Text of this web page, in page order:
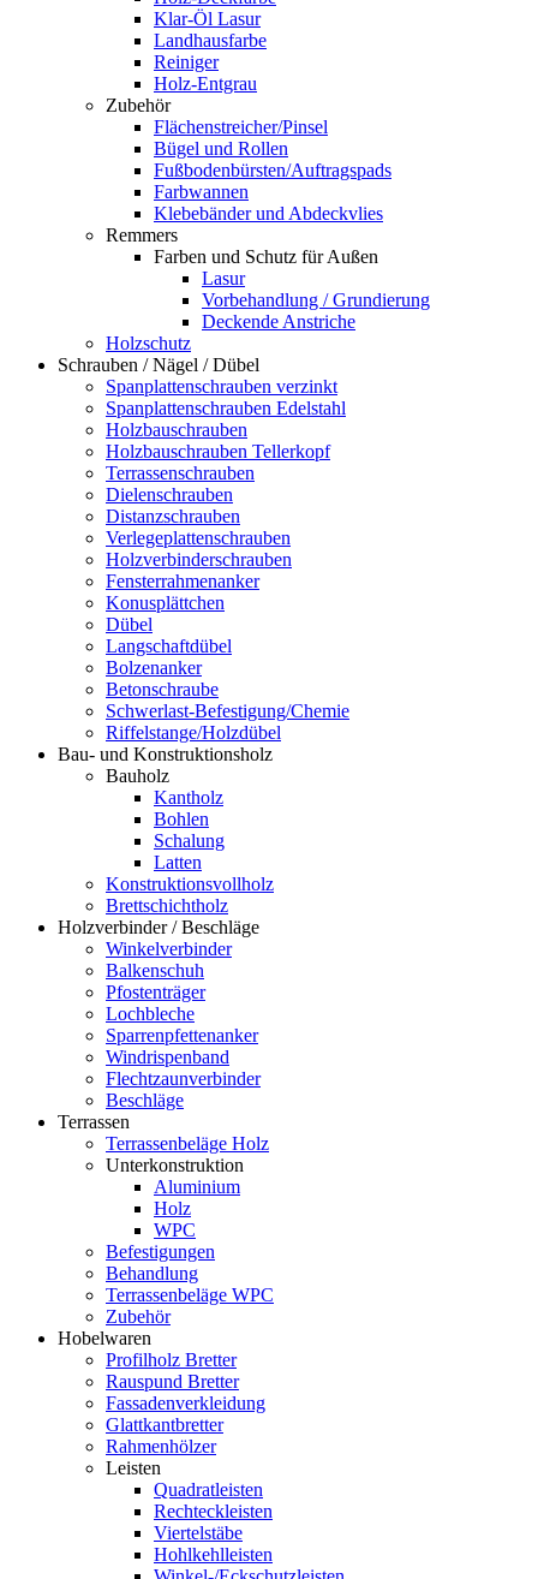
Klar-Öl Lasur
Landhausfarbe
Reiniger
Holz-Entgrau
Zubehör
Flächenstreicher/Pinsel
Bügel und Rollen
Fußbodenbürsten/Auftragspads
Farbwannen
Klebebänder und Abdeckvlies
Remmers
Farben und Schutz für Außen
Lasur
Vorbehandlung / Grundierung
Deckende Anstriche
Holzschutz
Schrauben / Nägel / Dübel
Spanplattenschrauben verzinkt
Spanplattenschrauben Edelstahl
Holzbauschrauben
Holzbauschrauben Tellerkopf
Terrassenschrauben
Dielenschrauben
Distanzschrauben
Verlegeplattenschrauben
Holzverbinderschrauben
Fensterrahmenanker
Konusplättchen
Dübel
Langschaftdübel
Bolzenanker
Betonschraube
Schwerlast-Befestigung/Chemie
Riffelstange/Holzdübel
Bau- und Konstruktionsholz
Bauholz
Kantholz
Bohlen
Schalung
Latten
Konstruktionsvollholz
Brettschichtholz
Holzverbinder / Beschläge
Winkelverbinder
Balkenschuh
Pfostenträger
Lochbleche
Sparrenpfettenanker
Windrispenband
Flechtzaunverbinder
Beschläge
Terrassen
Terrassenbeläge Holz
Unterkonstruktion
Aluminium
Holz
WPC
Befestigungen
Behandlung
Terrassenbeläge WPC
Zubehör
Hobelwaren
Profilholz Bretter
Rauspund Bretter
Fassadenverkleidung
Glattkantbretter
Rahmenhölzer
Leisten
Quadratleisten
Rechteckleisten
Viertelstäbe
Hohlkehlleisten